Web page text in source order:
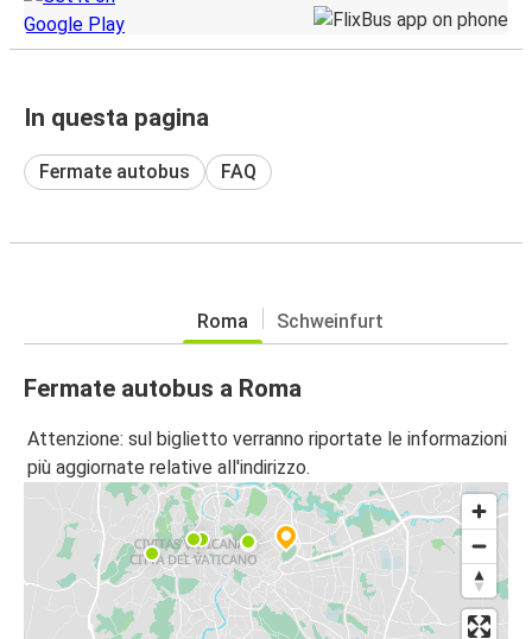
In questa pagina
Fermate autobus FAQ
Roma Schweinfurt
Fermate autobus a Roma
Attenzione: sul biglietto verranno riportate le informazioni
più aggiornate relative all'indirizzo.